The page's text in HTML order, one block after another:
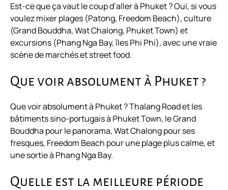
Est-ce que ça vaut le coup d’aller à Phuket ? Oui, si vous
voulez mixer plages (Patong, Freedom Beach), culture
(Grand Bouddha, Wat Chalong, Phuket Town) et
excursions (Phang Nga Bay, îles Phi Phi), avec une vraie
scène de marchés et street food.
Que voir absolument à Phuket ?
Que voir absolument à Phuket ? Thalang Road et les
bâtiments sino-portugais à Phuket Town, le Grand
Bouddha pour le panorama, Wat Chalong pour ses
fresques, Freedom Beach pour une plage plus calme, et
une sortie à Phang Nga Bay.
Quelle est la meilleure période